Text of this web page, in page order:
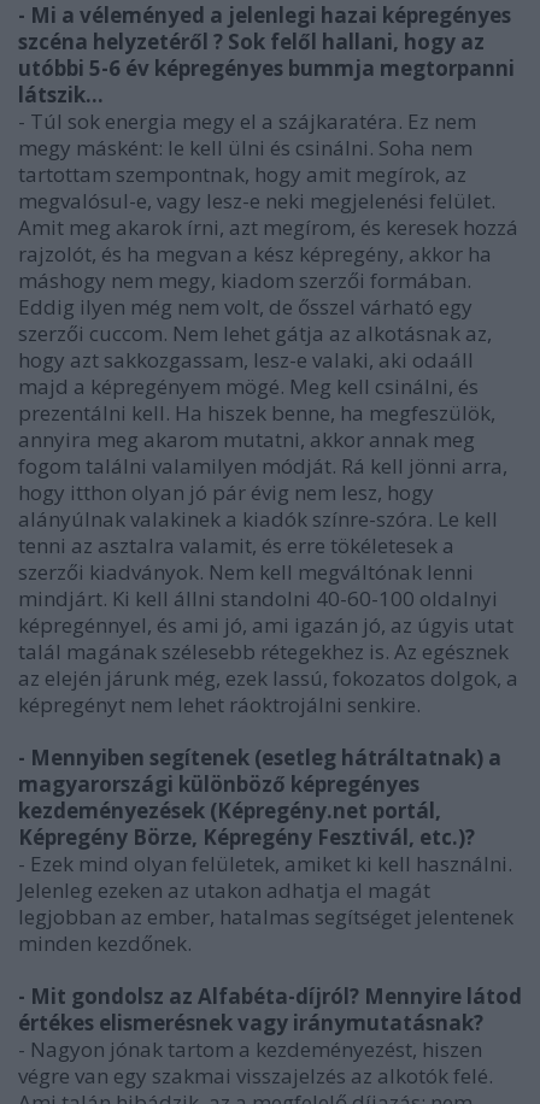
- Mi a véleményed a jelenlegi hazai képregényes
szcéna helyzetéről ? Sok felől hallani, hogy az
utóbbi 5-6 év képregényes bummja megtorpanni
látszik…
- Túl sok energia megy el a szájkaratéra. Ez nem
megy másként: le kell ülni és csinálni. Soha nem
tartottam szempontnak, hogy amit megírok, az
megvalósul-e, vagy lesz-e neki megjelenési felület.
Amit meg akarok írni, azt megírom, és keresek hozzá
rajzolót, és ha megvan a kész képregény, akkor ha
máshogy nem megy, kiadom szerzői formában.
Eddig ilyen még nem volt, de ősszel várható egy
szerzői cuccom. Nem lehet gátja az alkotásnak az,
hogy azt sakkozgassam, lesz-e valaki, aki odaáll
majd a képregényem mögé. Meg kell csinálni, és
prezentálni kell. Ha hiszek benne, ha megfeszülök,
annyira meg akarom mutatni, akkor annak meg
fogom találni valamilyen módját. Rá kell jönni arra,
hogy itthon olyan jó pár évig nem lesz, hogy
alányúlnak valakinek a kiadók színre-szóra. Le kell
tenni az asztalra valamit, és erre tökéletesek a
szerzői kiadványok. Nem kell megváltónak lenni
mindjárt. Ki kell állni standolni 40-60-100 oldalnyi
képregénnyel, és ami jó, ami igazán jó, az úgyis utat
talál magának szélesebb rétegekhez is. Az egésznek
az elején járunk még, ezek lassú, fokozatos dolgok, a
képregényt nem lehet ráoktrojálni senkire.
- Mennyiben segítenek (esetleg hátráltatnak) a
magyarországi különböző képregényes
kezdeményezések (Képregény.net portál,
Képregény Börze, Képregény Fesztivál, etc.)?
- Ezek mind olyan felületek, amiket ki kell használni.
Jelenleg ezeken az utakon adhatja el magát
legjobban az ember, hatalmas segítséget jelentenek
minden kezdőnek.
- Mit gondolsz az Alfabéta-díjról? Mennyire látod
értékes elismerésnek vagy iránymutatásnak?
- Nagyon jónak tartom a kezdeményezést, hiszen
végre van egy szakmai visszajelzés az alkotók felé.